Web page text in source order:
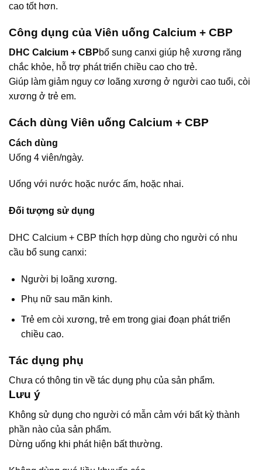
cao tốt hơn.
Công dụng của Viên uống Calcium + CBP
DHC Calcium + CBPbổ sung canxi giúp hệ xương răng
chắc khỏe, hỗ trợ phát triển chiều cao cho trẻ.
Giúp làm giảm nguy cơ loãng xương ở người cao tuổi, còi
xương ở trẻ em.
Cách dùng Viên uống Calcium + CBP
Cách dùng
Uống 4 viên/ngày.
Uống với nước hoặc nước ấm, hoặc nhai.
Đối tượng sử dụng
DHC Calcium + CBP thích hợp dùng cho người có nhu
cầu bổ sung canxi:
Người bị loãng xương.
Phụ nữ sau mãn kinh.
Trẻ em còi xương, trẻ em trong giai đoạn phát triển
chiều cao.
Tác dụng phụ
Chưa có thông tin về tác dụng phụ của sản phẩm.
Lưu ý
Không sử dụng cho người có mẫn cảm với bất kỳ thành
phần nào của sản phẩm.
Dừng uống khi phát hiện bất thường.